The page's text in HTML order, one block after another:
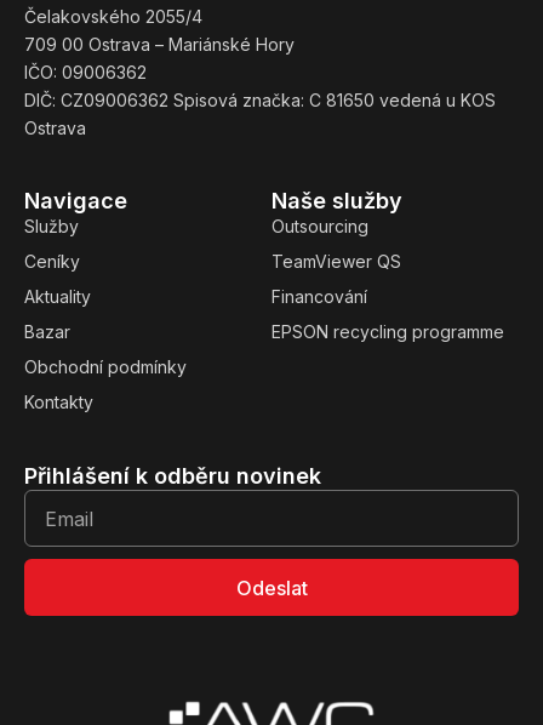
Naše služby
Outsourcing
TeamViewer QS
Financování
EPSON recycling programme
Navigace
Služby
Ceníky
Aktuality
Bazar
Obchodní podmínky
Kontakty
Čelakovského 2055/4
709 00 Ostrava – Mariánské Hory
IČO: 09006362
DIČ: CZ09006362 Spisová značka: C 81650 vedená u KOS
Ostrava
Přihlášení k odběru novinek
Odeslat